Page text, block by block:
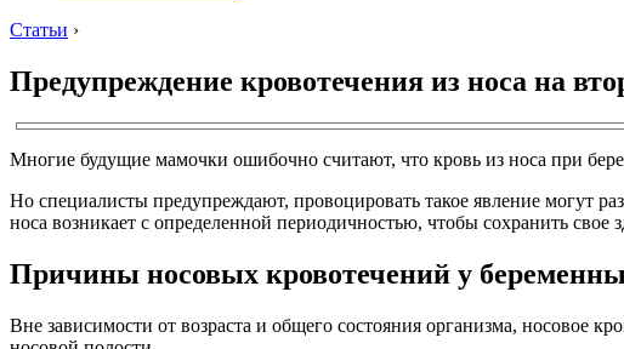
Статьи ›
Предупреждение кровотечения из носа на
Многие будущие мамочки ошибочно считают, что кровь из носа при
Но специалисты предупреждают, провоцировать такое явление могут
носа возникает с определенной периодичностью, чтобы сохранить
Причины носовых кровотечений у
Вне зависимости от возраста и общего состояния организма, носовое